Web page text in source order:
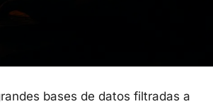
bases de datos filtradas